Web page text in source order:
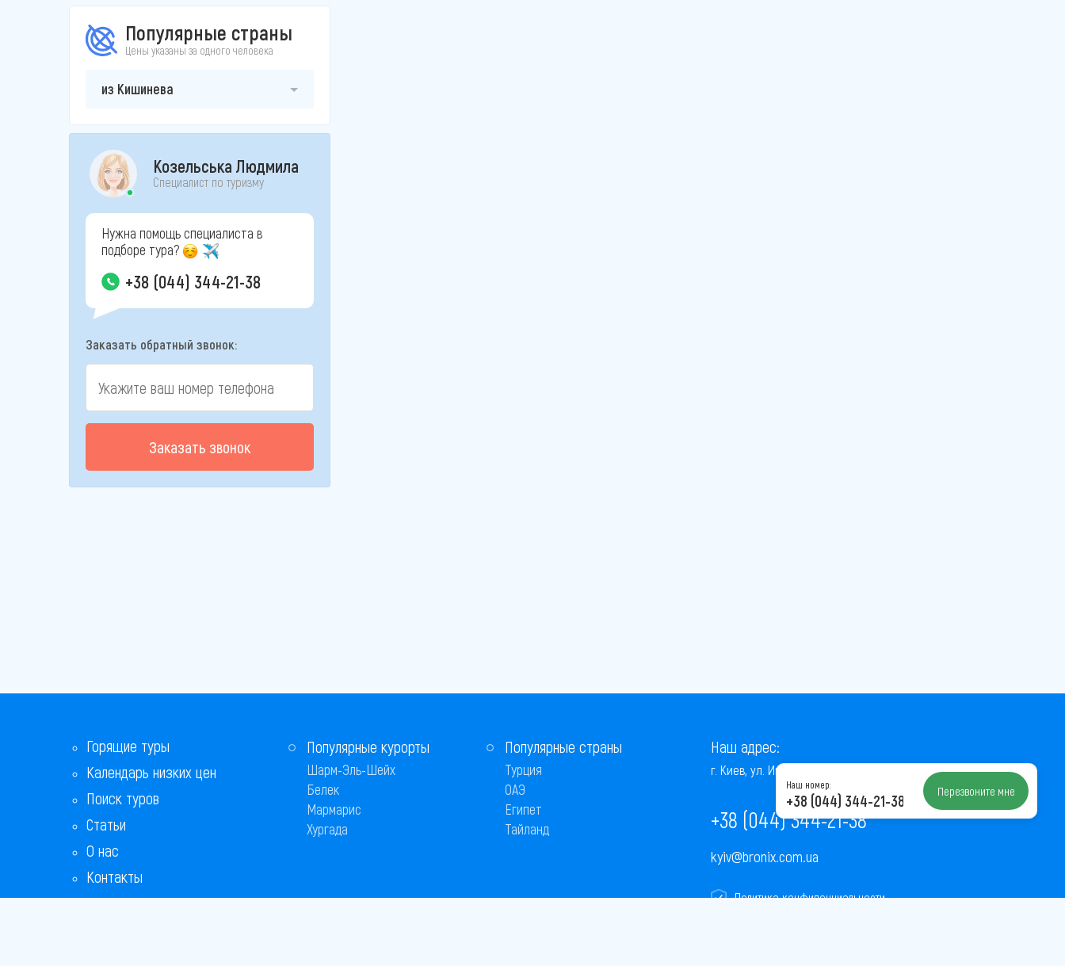
Популярные страны
Цены указаны за одного человека
из Кишинева
Козельська Людмила
Специалист по туризму
Нужна помощь специалиста в
подборе тура?
+38 (044) 344-21-38
Заказать обратный звонок:
Заказать звонок
Горящие туры
Календарь низких цен
Поиск туров
Статьи
О нас
Контакты
Бонусная программа
Популярные курорты
Шарм-Эль-Шейх
Белек
Мармарис
Хургада
Популярные страны
Турция
ОАЭ
Египет
Тайланд
Наш адрес:
г. Киев, ул. Институтская, 22/7, оф. 41
+38 (044) 344-21-38
kyiv@bronix.com.ua
Политика конфиденциальности
Наш номер:
+38 (044) 344-21-38 Перезвоните мне